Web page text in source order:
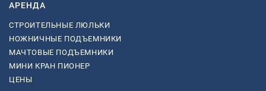
АРЕНДА
СТРОИТЕЛЬНЫЕ ЛЮЛЬКИ
НОЖНИЧНЫЕ ПОДЪЕМНИКИ
МАЧТОВЫЕ ПОДЪЕМНИКИ
МИНИ КРАН ПИОНЕР
ЦЕНЫ